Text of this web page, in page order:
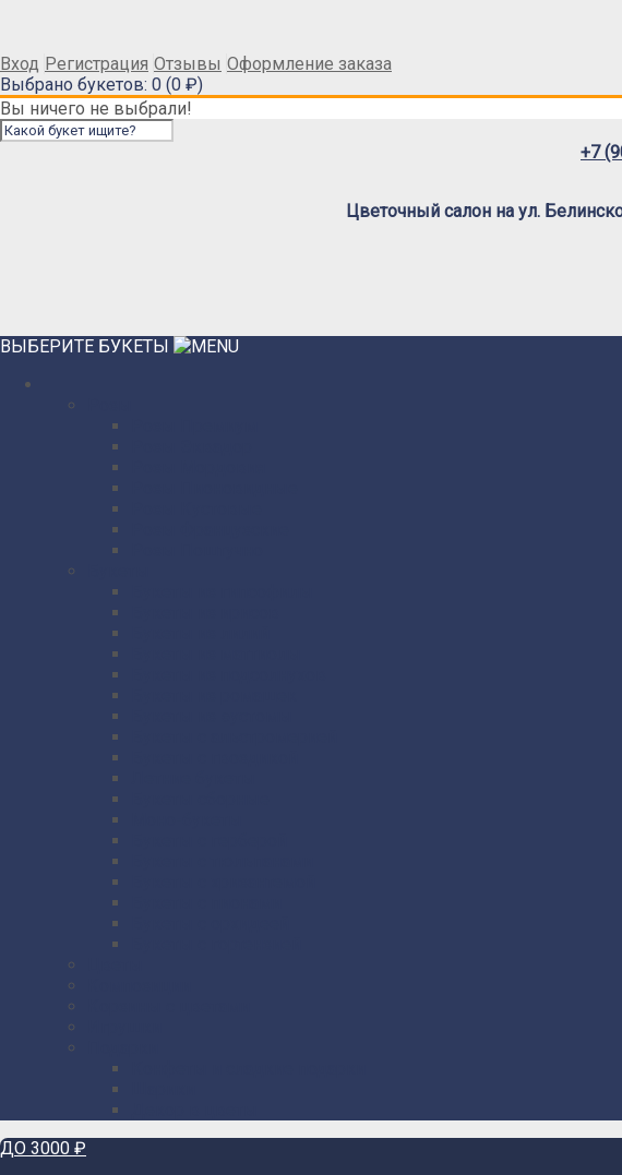
Вход Регистрация Отзывы Оформление заказа
Выбрано букетов: 0 (0 ₽)
Вы ничего не выбрали!
+7
Цветочный салон на ул.
ВЫБЕРИТЕ БУКЕТЫ
ДО 3000 ₽